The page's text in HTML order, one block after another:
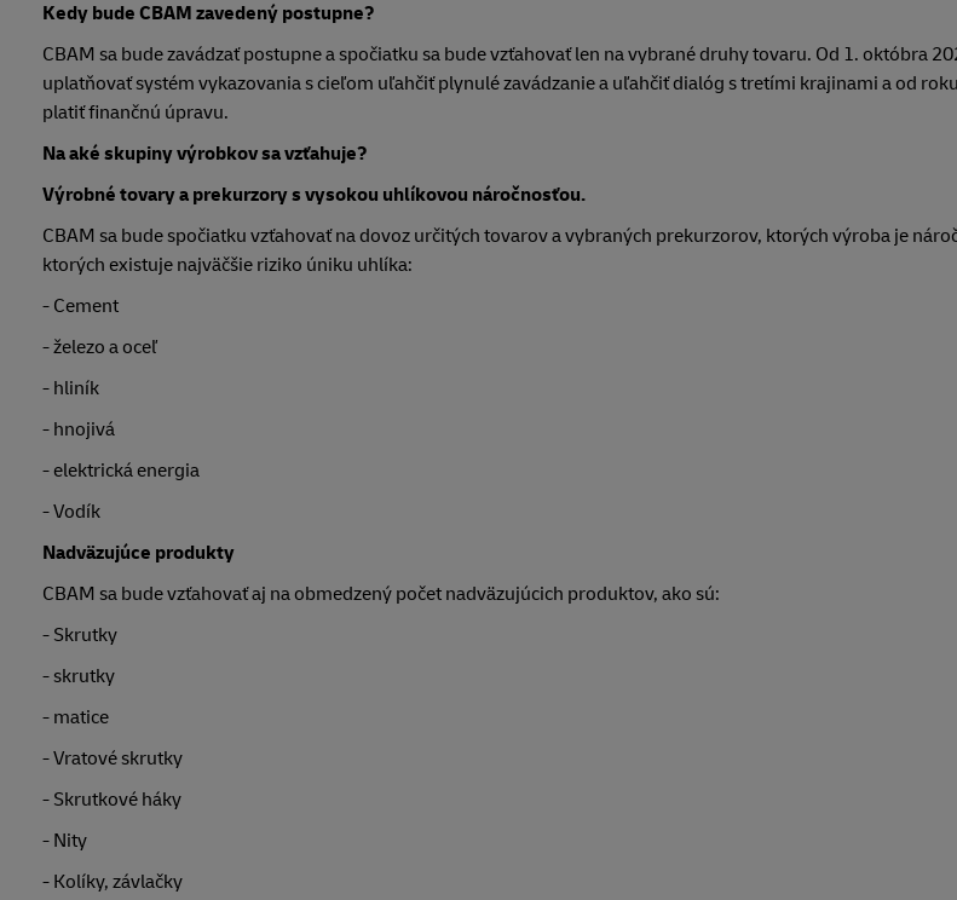
Kedy bude CBAM zavedený postupne?
CBAM sa bude zavádzať postupne a spočiatku sa bude vzťahovať len na vybrané druhy tovaru. Od 1. októbra
uplatňovať systém vykazovania s cieľom uľahčiť plynulé zavádzanie a uľahčiť dialóg s tretími krajinami a od
platiť finančnú úpravu.
Na aké skupiny výrobkov sa vzťahuje?
Výrobné tovary a prekurzory s vysokou uhlíkovou náročnosťou.
CBAM sa bude spočiatku vzťahovať na dovoz určitých tovarov a vybraných prekurzorov, ktorých výroba je
ktorých existuje najväčšie riziko úniku uhlíka:
- Cement
- železo a oceľ
- hliník
- hnojivá
- elektrická energia
- Vodík
Nadväzujúce produkty
CBAM sa bude vzťahovať aj na obmedzený počet nadväzujúcich produktov, ako sú:
- Skrutky
- skrutky
- matice
- Vratové skrutky
- Skrutkové háky
- Nity
- Kolíky, závlačky